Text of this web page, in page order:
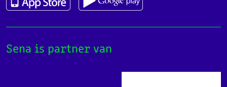
Sena is partner van